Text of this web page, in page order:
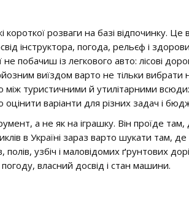
розваги на базі відпочинку.
інструктора, погода, рельєф і
не побачиш із легкового авто: лісові
виїздом варто не тільки вибрати
між туристичними й утилітарними
оцінити варіанти для різних задач і
а не як на іграшку. Він проїде
в Україні зараз варто шукати там, де є
узбіч і маловідомих ґрунтових
власний досвід і стан машини.